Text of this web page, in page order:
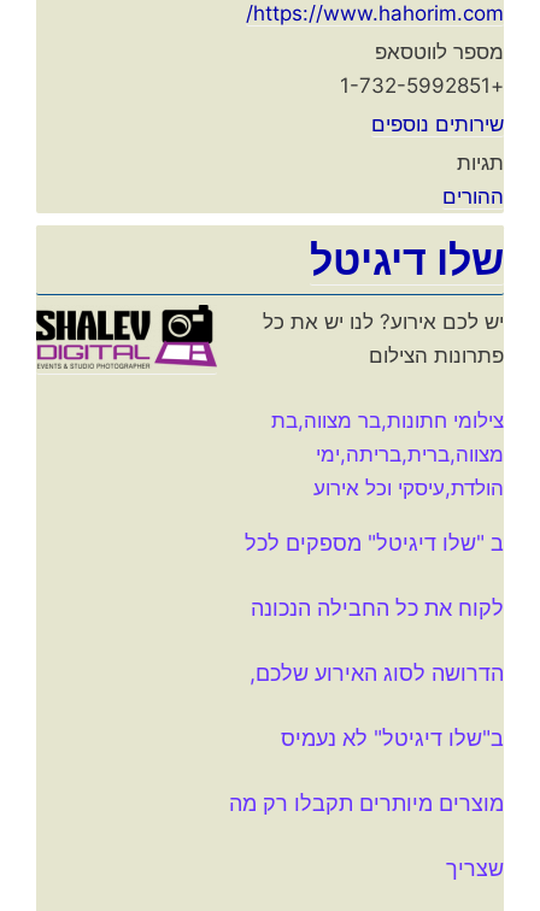
https://www.hahorim.com/
מספר לווטסאפ
+1-732-5992851
שירותים נוספים
תגיות
ההורים
שלו דיגיטל
יש לכם אירוע? לנו יש את כל
פתרונות הצילום
צילומי חתונות,בר מצווה,בת
מצווה,ברית,בריתה,ימי
הולדת,עיסקי וכל אירוע
ב "שלו דיגיטל" מספקים לכל
לקוח את כל החבילה הנכונה
הדרושה לסוג האירוע שלכם,
ב"שלו דיגיטל" לא נעמיס
מוצרים מיותרים תקבלו רק מה
שצריך